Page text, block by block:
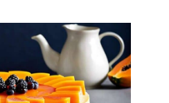
restauration. Conviennent
comme cadeau pour
pendaison de
crémaillère, Noël,
anniversaire.
événements formels,
aux fêtes, aux mariages,
aux anniversaires ou aux
repas quotidiens. Allant
au lave-vaisselle, vous